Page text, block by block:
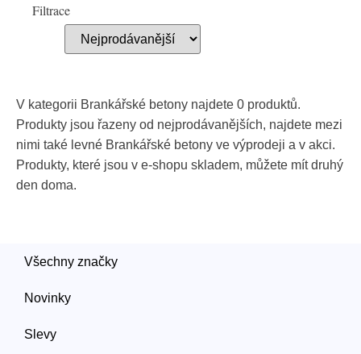
Filtrace
V kategorii Brankářské betony najdete 0 produktů.
Produkty jsou řazeny od nejprodávanějších, najdete mezi
nimi také levné Brankářské betony ve výprodeji a v akci.
Produkty, které jsou v e-shopu skladem, můžete mít druhý
den doma.
Všechny značky
Novinky
Slevy